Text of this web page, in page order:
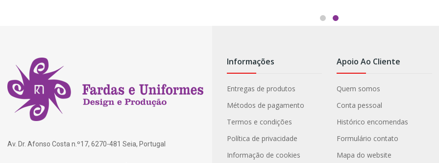
Av. Dr. Afonso Costa n.º17, 6270-481 Seia, Portugal
Informações
Entregas de produtos
Métodos de pagamento
Termos e condições
Política de privacidade
Informação de cookies
Apoio Ao Cliente
Quem somos
Conta pessoal
Histórico encomendas
Formulário contato
Mapa do website